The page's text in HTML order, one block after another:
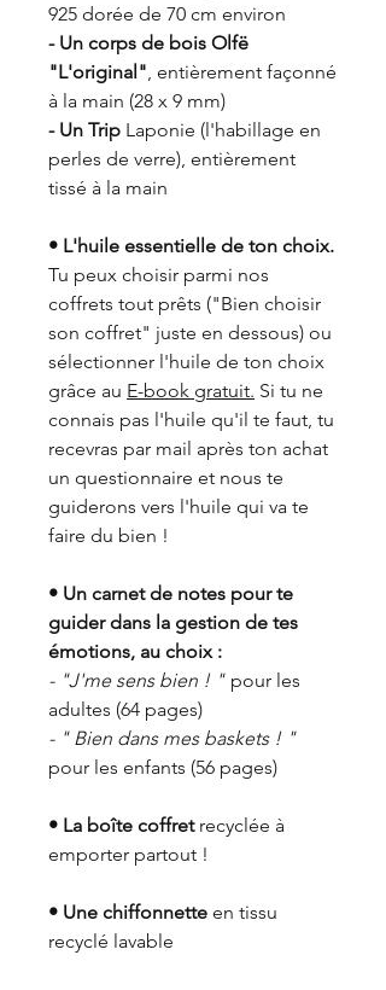
925 dorée de 70 cm environ
- Un corps de bois Olfë
"L'original" , entièrement façonné
à la main (28 x 9 mm)
- Un Trip Laponie (l'habillage en
perles de verre), entièrement
tissé à la main
• L'huile essentielle de ton choix.
Tu peux choisir parmi nos
coffrets tout prêts ("Bien choisir
son coffret" juste en dessous) ou
sélectionner l'huile de ton choix
grâce au E-book gratuit. Si tu ne
connais pas l'huile qu'il te faut, tu
recevras par mail après ton achat
un questionnaire et nous te
guiderons vers l'huile qui va te
faire du bien !
• Un carnet de notes pour te
guider dans la gestion de tes
émotions, au choix :
- "J'me sens bien ! " pour les
adultes (64 pages)
- " Bien dans mes baskets ! "
pour les enfants (56 pages)
• La boîte coffretrecyclée à
emporter partout !
• Une chiffonnette en tissu
recyclé lavable